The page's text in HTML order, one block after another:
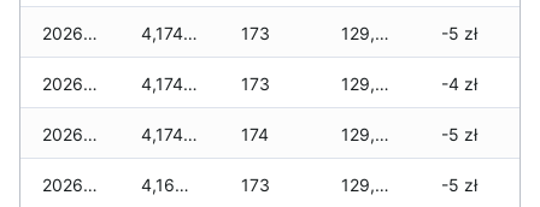
2026-01-23 4,174 zł 173 129,661 zł -5 zł
2026-01-22 4,174 zł 173 129,573 zł -4 zł
2026-01-21 4,174 zł 174 129,529 zł -5 zł
2026-01-20 4,160 zł 173 129,465 zł -5 zł